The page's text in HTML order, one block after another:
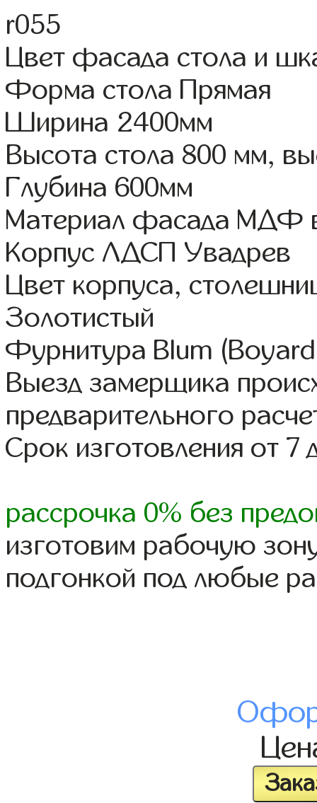
r055
Цвет фасада стола и
Форма стола Прямая
Ширина 2400мм
Высота стола 800 мм,
Глубина 600мм
Материал фасада МДФ
Корпус ЛДСП Увадрев
Цвет корпуса,
Золотистый
Фурнитура Blum
Выезд замерщика
предварительного
Срок изготовления от 7
рассрочка 0% без
изготовим рабочую
подгонкой под любые